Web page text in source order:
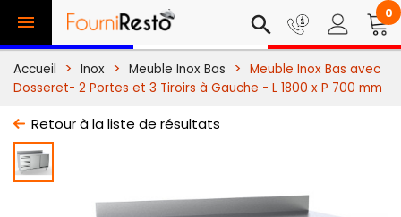
 search 0
Accueil Inox Meuble Inox Bas
Meuble Inox Bas avec
Dosseret- 2 Portes et 3 Tiroirs à Gauche - L 1800 x P 700 mm
Retour à la liste de résultats